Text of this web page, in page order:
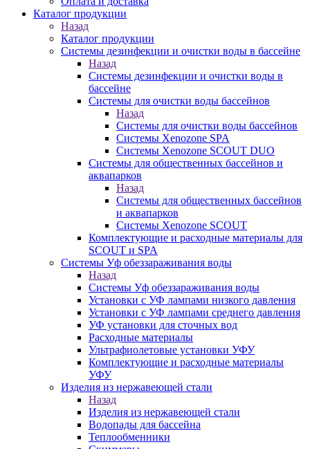
Каталог продукции
Назад
Каталог продукции
Системы дезинфекции и очистки воды в бассейне
Назад
Системы дезинфекции и очистки воды в
бассейне
Системы для очистки воды бассейнов
Назад
Системы для очистки воды бассейнов
Системы Xenozone SPA
Системы Xenozone SCOUT DUO
Системы для общественных бассейнов и
аквапарков
Назад
Системы для общественных бассейнов
и аквапарков
Системы Xenozone SCOUT
Комплектующие и расходные материалы для
SCOUT и SPA
Системы Уф обеззараживания воды
Назад
Системы Уф обеззараживания воды
Установки с УФ лампами низкого давления
Установки с УФ лампами среднего давления
УФ установки для сточных вод
Расходные материалы
Ультрафиолетовые установки УФУ
Комплектующие и расходные материалы
УФУ
Изделия из нержавеющей стали
Назад
Изделия из нержавеющей стали
Водопады для бассейна
Теплообменники